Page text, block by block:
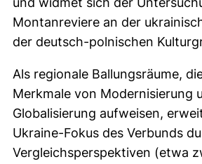
Montanreviere an der
der deutsch-polnischen
Als regionale Ballungsräume,
Merkmale von Modernisierung
Globalisierung aufweisen,
Ukraine-Fokus des Verbunds
Vergleichsperspektiven (etwa